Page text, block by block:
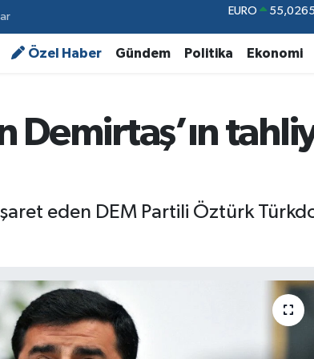
STERLİN 64,1897
GRAM ALTIN 6618.49
DOLAR
Özel Haber Gündem Politika Ekonomi
Demirtaş’ın
eden DEM Partili Öztürk